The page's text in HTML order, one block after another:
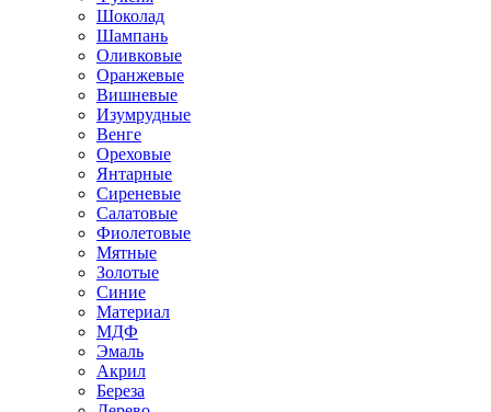
Шоколад
Шампань
Оливковые
Оранжевые
Вишневые
Изумрудные
Венге
Ореховые
Янтарные
Сиреневые
Салатовые
Фиолетовые
Мятные
Золотые
Синие
Материал
МДФ
Эмаль
Акрил
Береза